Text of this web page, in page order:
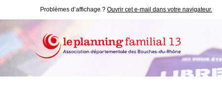
Problèmes d’affichage ? Ouvrir cet e-mail dans votre navigateur.